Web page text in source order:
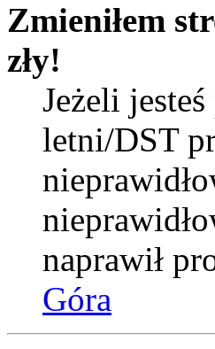
Zmieniłem
zły!
Jeżeli
letni/DST
naprawił
Góra